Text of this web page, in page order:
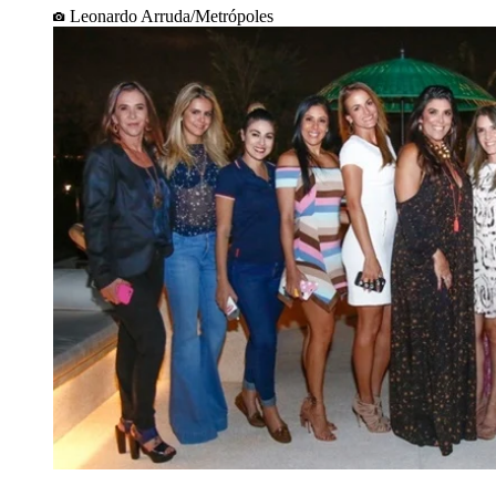
Leonardo Arruda/Metrópoles